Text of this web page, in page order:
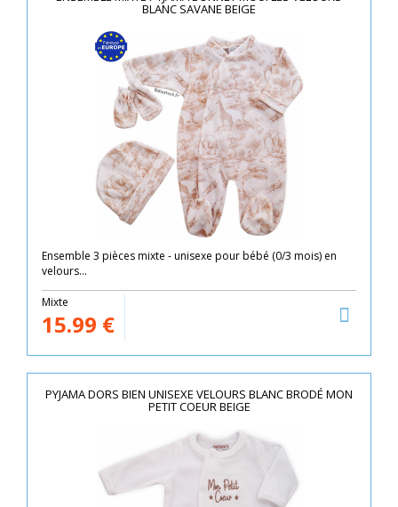
BLANC SAVANE BEIGE
Ensemble 3 pièces mixte - unisexe pour bébé (0/3 mois) en
velours...
Mixte
15.99 €
PYJAMA DORS BIEN UNISEXE VELOURS BLANC BRODÉ MON
PETIT COEUR BEIGE